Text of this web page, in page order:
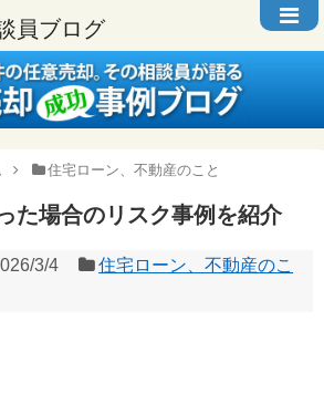
員ブログ
住宅ローン、不動産のこと
た場合のリスク事例を紹介
3/4
住宅ローン、不動産のこ